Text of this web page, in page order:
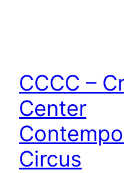
CCCC –
Center
Circus